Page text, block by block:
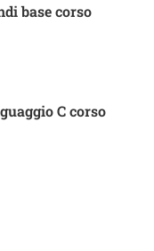
base corso
C corso